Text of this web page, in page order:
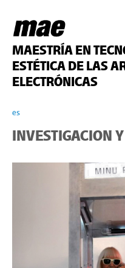
MAESTRÍA EN
ESTÉTICA DE LAS
ELECTRÓNICAS
es
INVESTIGACION